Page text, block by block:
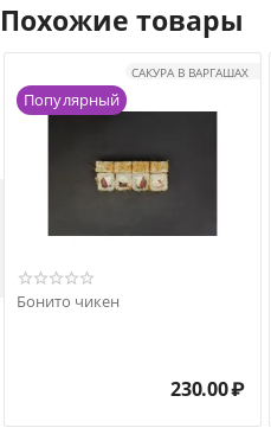
Похожие товары
САКУРА В ВАРГАШАХ
Популярный
Бонито чикен
230.00₽